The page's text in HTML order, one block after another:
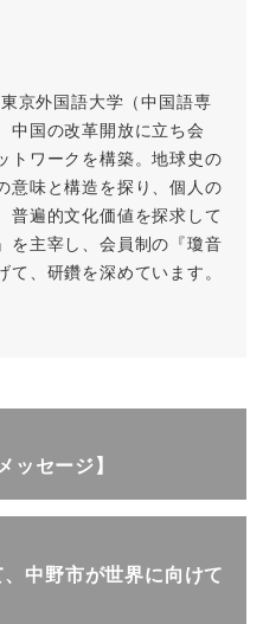
京外国語大学（中国語専
中国の改革開放に立ち会
トワークを構築。地球史の
意味と構造を探り、個人の
普遍的文化価値を探求して
を主宰し、会員制の『瓊音
て、研鑽を深めています。
ッセージ】
中野市が世界に向けて